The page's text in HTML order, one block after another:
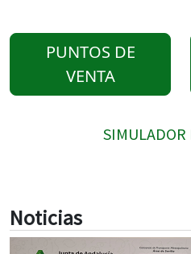
PUNTOS DE
VENTA
SIMULADOR
Noticias